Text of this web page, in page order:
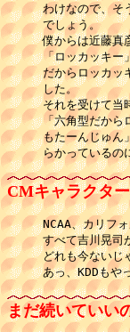
わけなので、そ
でしょう。
僕からは近藤真
「ロッカッキー
だからロッカッ
した。
それを受けて当
「六角型だから
もたーんじゅん
らかっているの
CMキャラクタ
NCAA、カリフ
すべて吉川晃司
どれも今ないじ
まだ続いていい